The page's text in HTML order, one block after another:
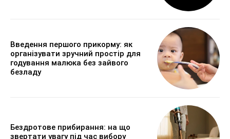
Введення першого прикорму: як
організувати зручний простір для
годування малюка без зайвого
безладу
Бездротове прибирання: на що
звертати увагу під час вибору